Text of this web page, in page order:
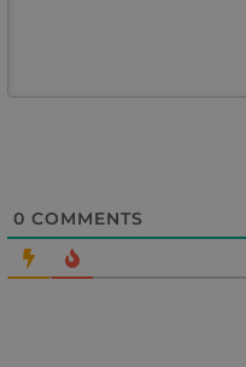
0 COMMENTS